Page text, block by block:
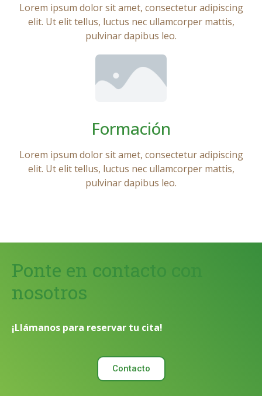
Lorem ipsum dolor sit amet, consectetur adipiscing
elit. Ut elit tellus, luctus nec ullamcorper mattis,
pulvinar dapibus leo.
Formación
Lorem ipsum dolor sit amet, consectetur adipiscing
elit. Ut elit tellus, luctus nec ullamcorper mattis,
pulvinar dapibus leo.
Ponte en contacto con
nosotros
¡Llámanos para reservar tu cita!
Contacto